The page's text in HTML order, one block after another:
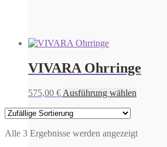
VIVARA Ohrringe
575,00 € Ausführung wählen
Varianten
Alle 3 Ergebnisse werden angezeigt